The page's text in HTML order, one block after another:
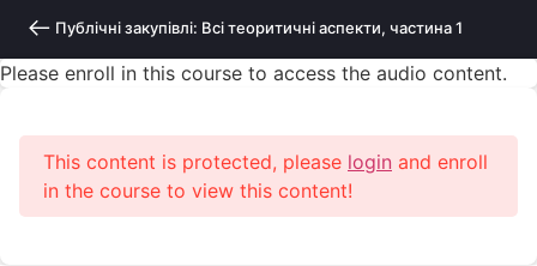
Публічні закупівлі: Всі теоритичні аспекти, частина 1
Please enroll in this course to access the audio content.
This content is protected, please login and enroll
in the course to view this content!